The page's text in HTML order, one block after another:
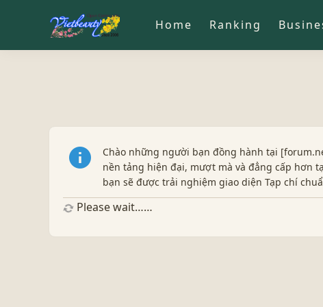
Home Ranking
Chào những người bạn đồng hành tại
nền tảng hiện đại, mượt mà và đẳng cấp hơn
bạn sẽ được trải nghiệm giao diện Tạp chí
Please wait……